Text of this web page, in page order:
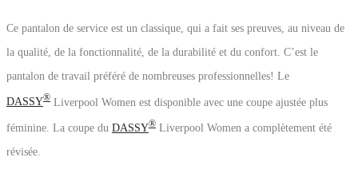
Ce pantalon de service est un classique, qui a fait ses preuves, au niveau de
la qualité, de la fonctionnalité, de la durabilité et du confort. C’est le
pantalon de travail préféré de nombreuses professionnelles! Le
DASSY® Liverpool Women est disponible avec une coupe ajustée plus
féminine. La coupe du DASSY® Liverpool Women a complètement été
révisée.